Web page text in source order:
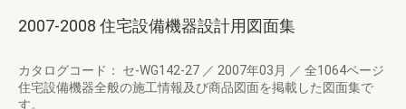
2007-2008 住宅設備機器設計用図面集
カタログコード： セ-WG142-27 ／ 2007年03月 ／ 全1064ページ
住宅設備機器全般の施工情報及び商品図面を掲載した図面集で
す。